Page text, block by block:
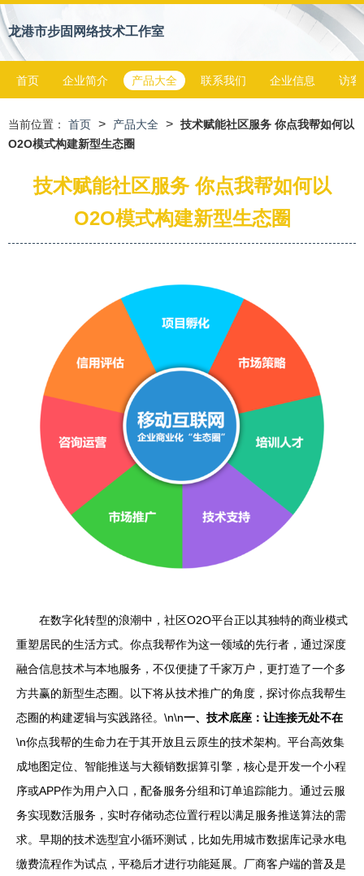
龙港市步固网络技术工作室
首页 企业简介 产品大全 联系我们 企业信息 访客
当前位置： 首页 > 产品大全 > 技术赋能社区服务 你点我帮如何以
O2O模式构建新型生态圈
技术赋能社区服务 你点我帮如何以
O2O模式构建新型生态圈
在数字化转型的浪潮中，社区O2O平台正以其独特的商业模式
重塑居民的生活方式。你点我帮作为这一领域的先行者，通过深度
融合信息技术与本地服务，不仅便捷了千家万户，更打造了一个多
方共赢的新型生态圈。以下将从技术推广的角度，探讨你点我帮生
态圈的构建逻辑与实践路径。\n\n一、技术底座：让连接无处不在
\n你点我帮的生命力在于其开放且云原生的技术架构。平台高效集
成地图定位、智能推送与大额销数据算引擎，核心是开发一个小程
序或APP作为用户入口，配备服务分组和订单追踪能力。通过云服
务实现数活服务，实时存储动态位置行程以满足服务推送算法的需
求。早期的技术选型宜小循环测试，比如先用城市数据库记录水电
缴费流程作为试点，平稳后才进行功能延展。厂商客户端的普及是